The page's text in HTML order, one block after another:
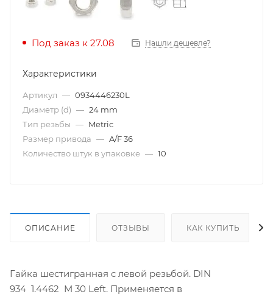
Под заказ к 27.08 Нашли дешевле?
Характеристики
Артикул — 0934446230L
Диаметр (d) — 24 mm
Тип резьбы — Metric
Размер привода — A/F 36
Количество штук в упаковке — 10
ОПИСАНИЕ ОТЗЫВЫ КАК КУПИТЬ
Гайка шестигранная с левой резьбой. DIN
934 1.4462 M 30 Left. Применяется в